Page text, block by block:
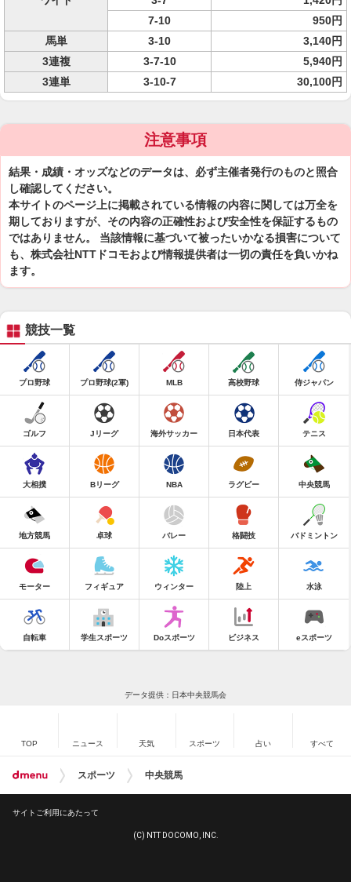
7-10
950円
馬単
3-10
3,140円
3連複
3-7-10
5,940円
3連単
3-10-7 30,100円
注意事項
結果・成績・オッズなどのデータは、必ず主催者発行のものと照合
し確認してください。
本サイトのページ上に掲載されている情報の内容に関しては万全を
期しておりますが、その内容の正確性および安全性を保証するもの
ではありません。 当該情報に基づいて被ったいかなる損害について
も、株式会社NTTドコモおよび情報提供者は一切の責任を負いかね
ます。
競技一覧
プロ野球 プロ野球(2軍) MLB 高校野球 侍ジャパン
ゴルフ Jリーグ 海外サッカー 日本代表 テニス
大相撲 Bリーグ NBA ラグビー 中央競馬
地方競馬 卓球 バレー 格闘技 バドミントン
モーター フィギュア ウィンター 陸上 水泳
自転車 学生スポーツ Doスポーツ ビジネス eスポーツ
データ提供：日本中央競馬会
TOP ニュース 天気 スポーツ 占い すべて
スポーツ 中央競馬
サイトご利用にあたって
(C) NTT DOCOMO, INC.